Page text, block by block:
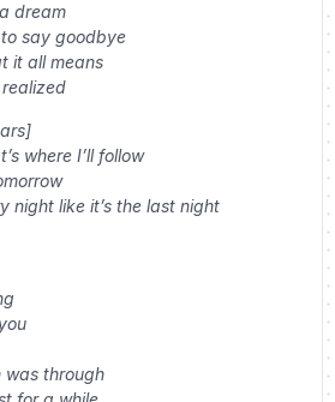
dream
say goodbye
it all means
where I’ll follow
night like it’s the last night
was through